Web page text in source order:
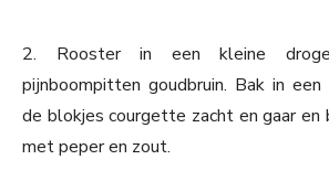
2. Rooster in een kleine
pijnboompitten goudbruin. Bak in een
de blokjes courgette zacht en gaar en
met peper en zout.